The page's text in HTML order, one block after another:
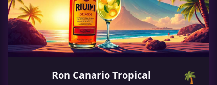
Ron Canario Tropical 🌴